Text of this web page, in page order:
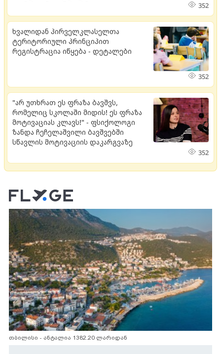
352
ხვალიდან პირველკლასელთა
ტერიტორიული პრინციპით
რეგისტრაცია იწყება - დეტალები
352
"არ უთხრათ ეს ფრაზა ბავშვს,
რომელიც სკოლაში მიდის! ეს ფრაზა
მოტივაციას კლავს!" - ფსიქოლოგი
ზანდა ჩეჩელაშვილი ბავშვებში
სწავლის მოტივაციის დაკარგვაზე
352
თბილისი - ანტალია 1382.20 ლარიდან